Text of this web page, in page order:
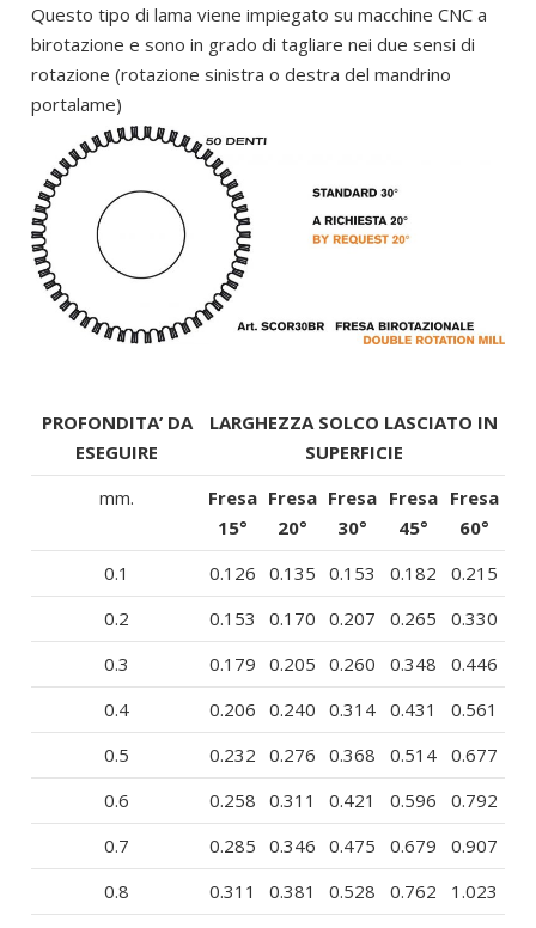
Questo tipo di lama viene impiegato su macchine CNC a
birotazione e sono in grado di tagliare nei due sensi di
rotazione (rotazione sinistra o destra del mandrino
portalame)
PROFONDITA’ DA
ESEGUIRE
LARGHEZZA SOLCO LASCIATO IN
SUPERFICIE
mm.
Fresa
15°
Fresa
20°
Fresa
30°
Fresa
45°
Fresa
60°
0.1
0.126 0.135 0.153 0.182
0.215
0.2
0.153 0.170 0.207 0.265
0.330
0.3
0.179 0.205 0.260 0.348
0.446
0.4
0.206 0.240 0.314 0.431
0.561
0.5
0.232 0.276 0.368 0.514 0.677
0.6
0.258 0.311 0.421 0.596
0.792
0.7
0.285 0.346 0.475 0.679
0.907
0.8
0.311 0.381 0.528 0.762
1.023